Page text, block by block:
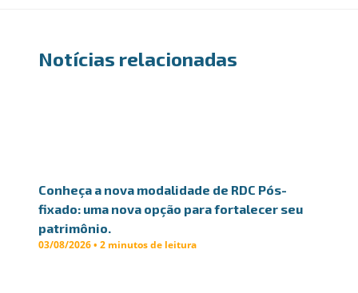
Notícias relacionadas
Conheça a nova modalidade de RDC Pós-
fixado: uma nova opção para fortalecer seu
patrimônio.
03/08/2026 • 2 minutos de leitura